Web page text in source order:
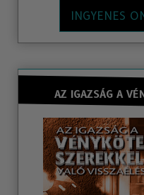
INGYENES
AZ IGAZSÁG A